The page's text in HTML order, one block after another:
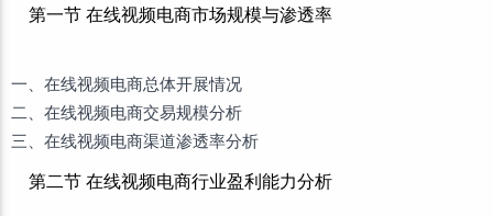
第一节 在线视频电商市场规模与渗透率
一、在线视频电商总体开展情况
二、在线视频电商交易规模分析
三、在线视频电商渠道渗透率分析
第二节 在线视频电商行业盈利能力分析